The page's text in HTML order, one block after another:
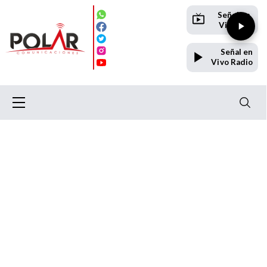
Señal en
Vivo TV
Señal en
Vivo Radio